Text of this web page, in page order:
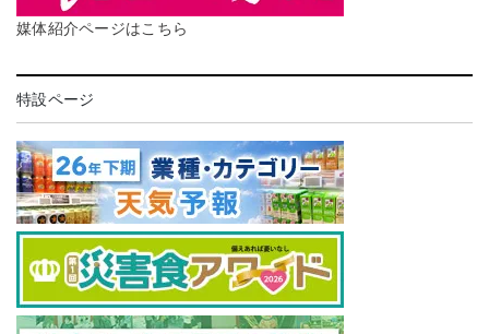
媒体紹介ページはこちら
特設ページ